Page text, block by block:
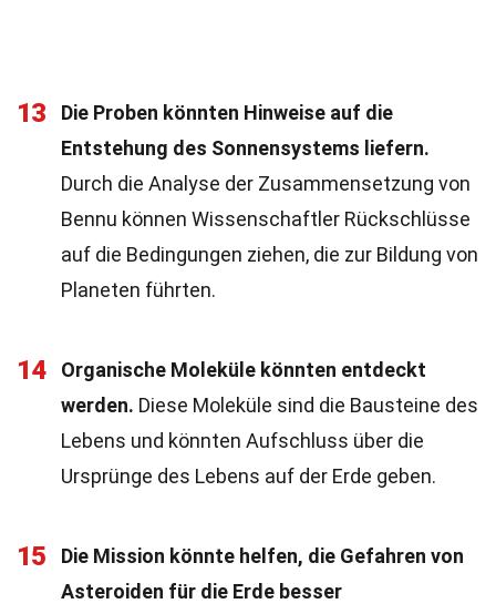
13
Die Proben könnten Hinweise auf die
Entstehung des Sonnensystems liefern.
Durch die Analyse der Zusammensetzung von
Bennu können Wissenschaftler Rückschlüsse
auf die Bedingungen ziehen, die zur Bildung von
Planeten führten.
14
Organische Moleküle könnten entdeckt
werden. Diese Moleküle sind die Bausteine des
Lebens und könnten Aufschluss über die
Ursprünge des Lebens auf der Erde geben.
15
Die Mission könnte helfen, die Gefahren von
Asteroiden für die Erde besser